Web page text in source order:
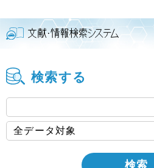
検索する
検索